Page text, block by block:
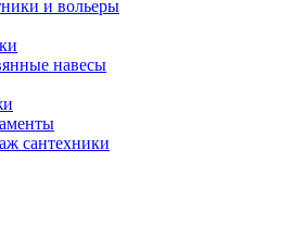
и вольеры
навесы
сантехники